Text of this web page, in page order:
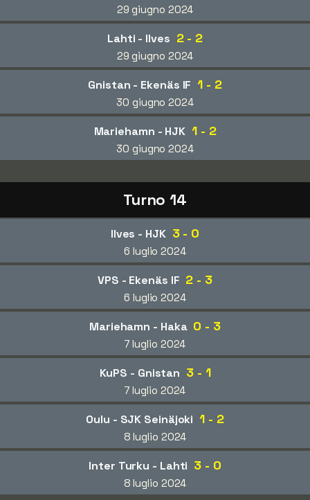
29 giugno 2024
Lahti - Ilves 2 - 2
29 giugno 2024
Gnistan - Ekenäs IF 1 - 2
30 giugno 2024
Mariehamn - HJK 1 - 2
30 giugno 2024
Turno 14
Ilves - HJK 3 - 0
6 luglio 2024
VPS - Ekenäs IF 2 - 3
6 luglio 2024
Mariehamn - Haka 0 - 3
7 luglio 2024
KuPS - Gnistan 3 - 1
7 luglio 2024
Oulu - SJK Seinäjoki 1 - 2
8 luglio 2024
Inter Turku - Lahti 3 - 0
8 luglio 2024